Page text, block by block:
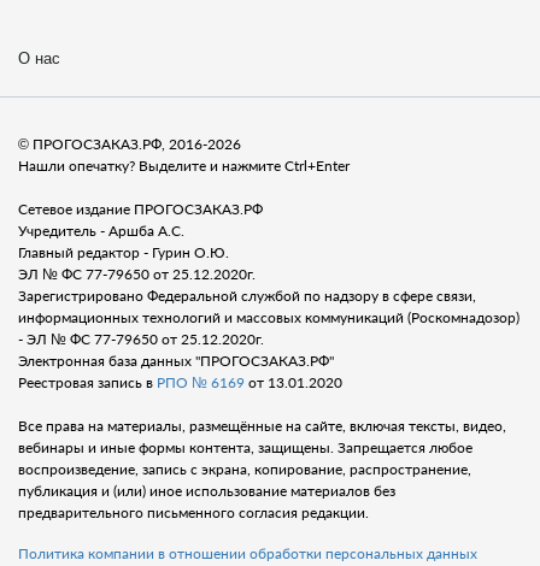
О нас
© ПРОГОСЗАКАЗ.РФ, 2016-2026
Нашли опечатку? Выделите и нажмите Ctrl+Enter
Сетевое издание ПРОГОСЗАКАЗ.РФ
Учредитель - Аршба А.С.
Главный редактор - Гурин О.Ю.
ЭЛ № ФС 77-79650 от 25.12.2020г.
Зарегистрировано Федеральной службой по надзору в сфере связи,
информационных технологий и массовых коммуникаций (Роскомнадозор)
- ЭЛ № ФС 77-79650 от 25.12.2020г.
Электронная база данных "ПРОГОСЗАКАЗ.РФ"
Реестровая запись в РПО № 6169 от 13.01.2020
Все права на материалы, размещённые на сайте, включая тексты, видео,
вебинары и иные формы контента, защищены. Запрещается любое
воспроизведение, запись с экрана, копирование, распространение,
публикация и (или) иное использование материалов без
предварительного письменного согласия редакции.
Политика компании в отношении обработки персональных данных